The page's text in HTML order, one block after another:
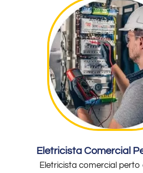
Eletricista Comercial
Eletricista comercial perto